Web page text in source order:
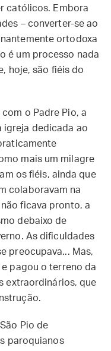
católicos. Embora
– converter-se ao
ortodoxa
é um processo nada
hoje, são fiéis do
o Padre Pio, a
igreja dedicada ao
mais um milagre
os fiéis, ainda que
colaboravam na
ficava pronto, a
debaixo de
As dificuldades
preocupava... Mas,
pagou o terreno da
extraordinários, que
Pio de
paroquianos